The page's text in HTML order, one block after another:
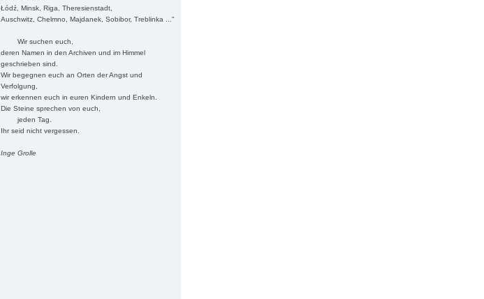
Łódź, Minsk, Riga, Theresienstadt,
Auschwitz, Chelmno, Majdanek, Sobibor, Treblinka ..."
Wir suchen euch,
deren Namen in den Archiven und im Himmel
geschrieben sind.
Wir begegnen euch an Orten der Angst und
Verfolgung,
wir erkennen euch in euren Kindern und Enkeln.
Die Steine sprechen von euch,
jeden Tag.
Ihr seid nicht vergessen.
Inge Grolle